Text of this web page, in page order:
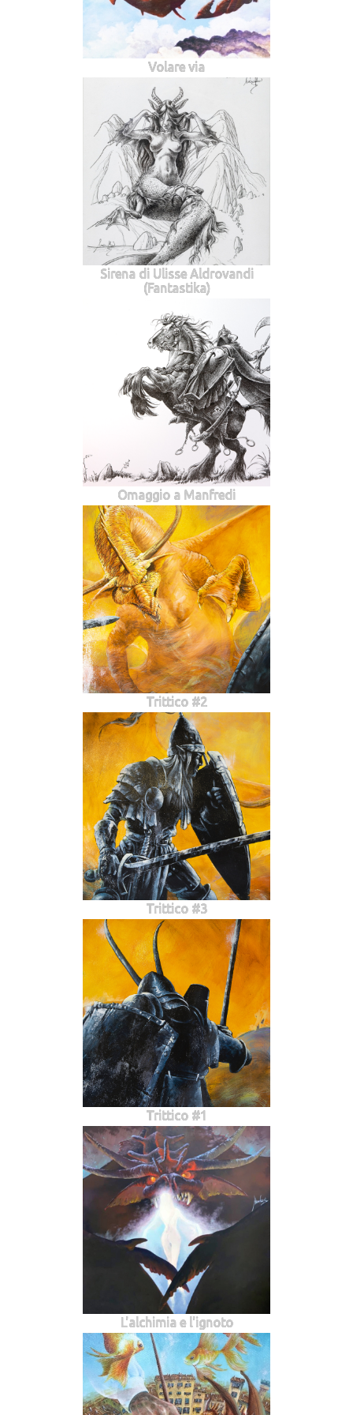
Volare via
Sirena di Ulisse Aldrovandi
(Fantastika)
Omaggio a Manfredi
Trittico #2
Trittico #3
Trittico #1
L'alchimia e l'ignoto